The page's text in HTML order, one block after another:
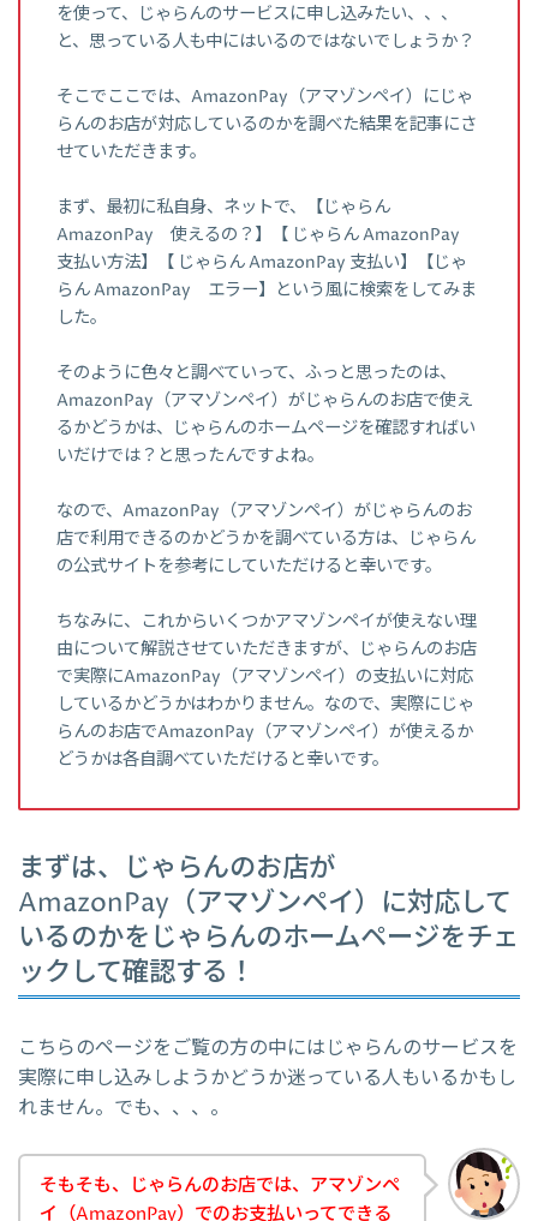
を使って、じゃらんのサービスに申し込みたい、、、
と、思っている人も中にはいるのではないでしょうか？
そこでここでは、AmazonPay（アマゾンペイ）にじゃ
らんのお店が対応しているのかを調べた結果を記事にさ
せていただきます。
まず、最初に私自身、ネットで、【じゃらん
AmazonPay 使えるの？】【 じゃらん AmazonPay
支払い方法】【 じゃらん AmazonPay 支払い】【じゃ
らん AmazonPay エラー】という風に検索をしてみま
した。
そのように色々と調べていって、ふっと思ったのは、
AmazonPay（アマゾンペイ）がじゃらんのお店で使え
るかどうかは、じゃらんのホームページを確認すればい
いだけでは？と思ったんですよね。
なので、AmazonPay（アマゾンペイ）がじゃらんのお
店で利用できるのかどうかを調べている方は、じゃらん
の公式サイトを参考にしていただけると幸いです。
ちなみに、これからいくつかアマゾンペイが使えない理
由について解説させていただきますが、じゃらんのお店
で実際にAmazonPay（アマゾンペイ）の支払いに対応
しているかどうかはわかりません。なので、実際にじゃ
らんのお店でAmazonPay（アマゾンペイ）が使えるか
どうかは各自調べていただけると幸いです。
まずは、じゃらんのお店が
AmazonPay（アマゾンペイ）に対応して
いるのかをじゃらんのホームページをチェ
ックして確認する！
こちらのページをご覧の方の中にはじゃらんのサービスを
実際に申し込みしようかどうか迷っている人もいるかもし
れません。でも、、、。
そもそも、じゃらんのお店では、アマゾンペ
イ（AmazonPay）でのお支払いってできる